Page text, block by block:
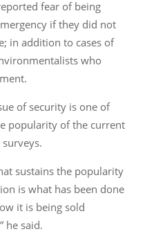
fear of being
if they did not
in addition to cases of
who
of security is one of
popularity of the current
sustains the popularity
is what has been done
it is being sold
he said.